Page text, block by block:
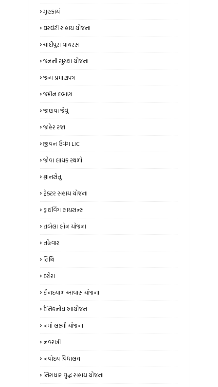
ગૃહકાર્ય
ઘરઘંટી સહાય યોજના
ચાંદીપુરા વાયરસ
જનની સુરક્ષા યોજના
જન્મ પ્રમાણપત્ર
જમીન દબાણ
જાણવા જેવું
જાહેર રજા
જીવન ઉમંગ LIC
જોવા લાયક સ્થળો
જ્ઞાનસેતુ
ટ્રેક્ટર સહાય યોજના
ડ્રાઇવિંગ લાયસન્સ
તબેલા લોન યોજના
તહેવાર
તિથિ
દશેરા
દીનદયાળ આવાસ યોજના
દૈનિકનોંધ આયોજન
નમો લક્ષ્મી યોજના
નવરાત્રી
નવોદય વિદ્યાલય
નિરાધાર વૃદ્ધ સહાય યોજના